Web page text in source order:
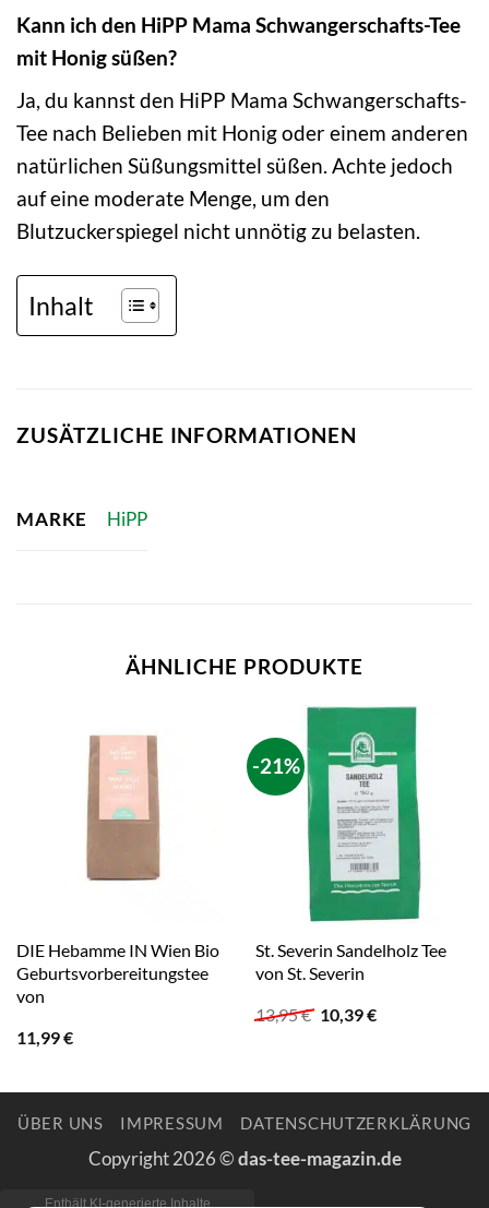
Kann ich den HiPP Mama Schwangerschafts-Tee
mit Honig süßen?
Ja, du kannst den HiPP Mama Schwangerschafts-
Tee nach Belieben mit Honig oder einem anderen
natürlichen Süßungsmittel süßen. Achte jedoch
auf eine moderate Menge, um den
Blutzuckerspiegel nicht unnötig zu belasten.
Inhalt
ZUSÄTZLICHE INFORMATIONEN
MARKE HiPP
ÄHNLICHE PRODUKTE
DIE Hebamme IN Wien Bio
Geburtsvorbereitungstee
von
11,99€
-21%
St. Severin Sandelholz Tee
von St. Severin
13,95€ Ursprünglicher
Preis
10,39€Aktueller
ÜBER UNS IMPRESSUM DATENSCHUTZERKLÄRUNG
Copyright 2026 ©das-tee-magazin.de